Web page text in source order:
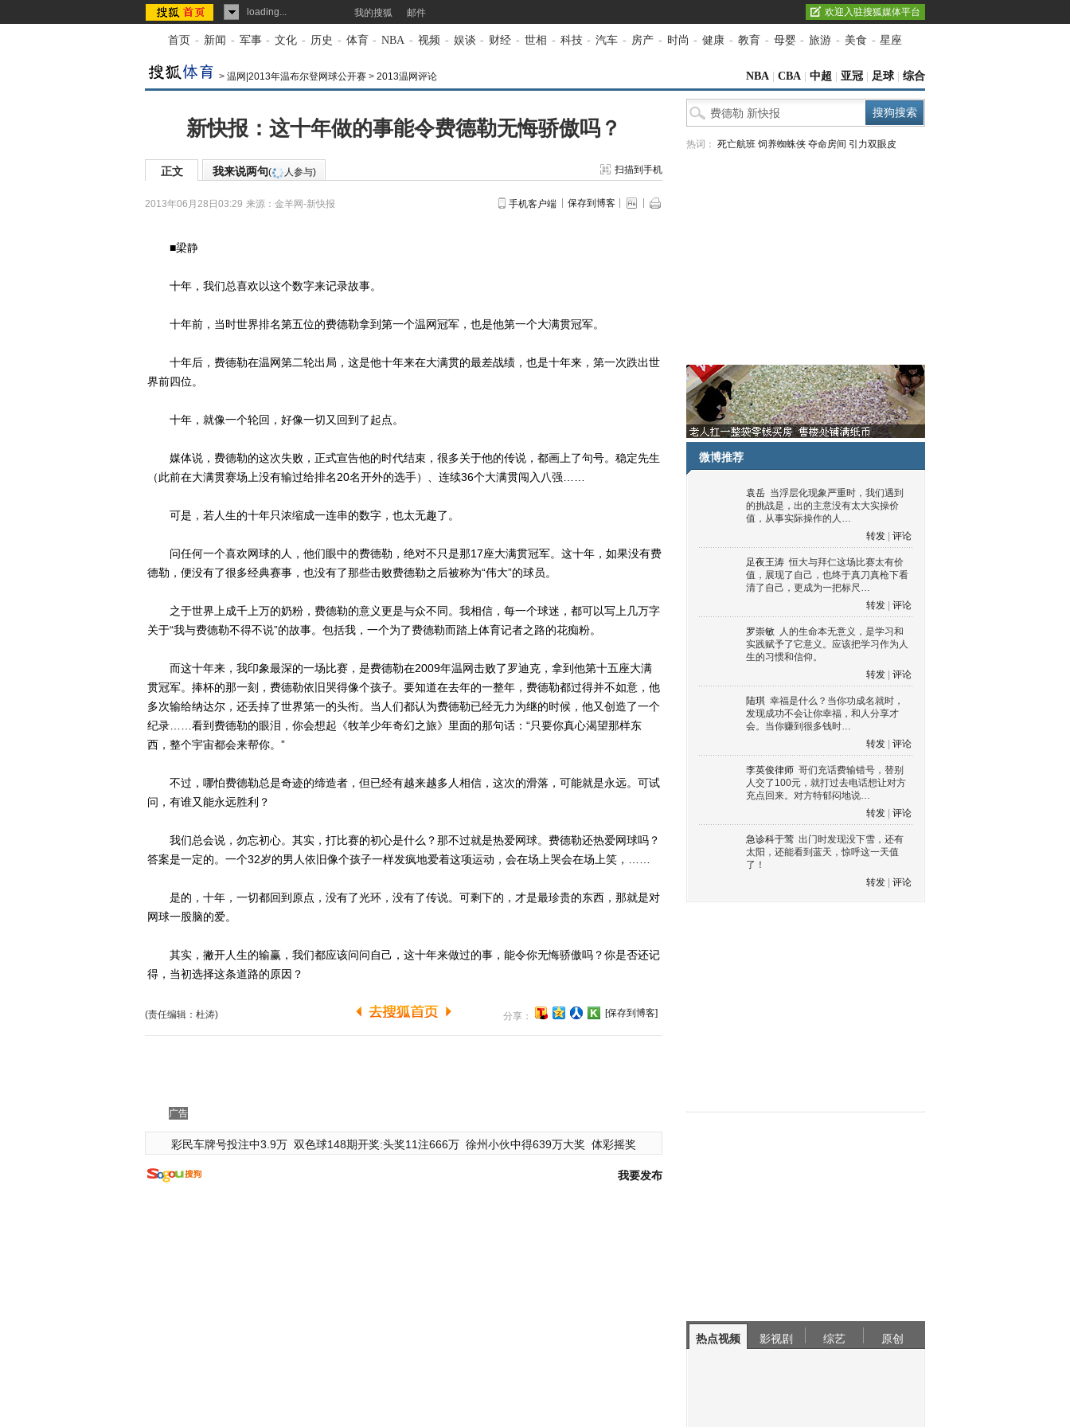
loading... 我的搜狐 邮件 欢迎入驻搜狐媒体平台
首页 - 新闻 - 军事 - 文化 - 历史 - 体育 - NBA - 视频 - 娱谈 - 财经 - 世相 - 科技 - 汽车 - 房产 - 时尚 - 健康 - 教育 - 母婴 - 旅游 - 美食 - 星座
> 温网|2013年温布尔登网球公开赛 > 2013温网评论 NBA CBA 中超 亚冠 足球 综合
新快报：这十年做的事能令费德勒无悔骄傲吗？
正文 我来说两句( 人参与) 扫描到手机
2013年06月28日03:29 来源： 金羊网-新快报 手机客户端 保存到博客
■梁静
十年，我们总喜欢以这个数字来记录故事。
十年前，当时世界排名第五位的费德勒拿到第一个温网冠军，也是他第一个大满贯冠军。
十年后，费德勒在温网第二轮出局，这是他十年来在大满贯的最差战绩，也是十年来，第一次跌出世
界前四位。
十年，就像一个轮回，好像一切又回到了起点。
媒体说，费德勒的这次失败，正式宣告他的时代结束，很多关于他的传说，都画上了句号。稳定先生
（此前在大满贯赛场上没有输过给排名20名开外的选手）、连续36个大满贯闯入八强……
可是，若人生的十年只浓缩成一连串的数字，也太无趣了。
问任何一个喜欢网球的人，他们眼中的费德勒，绝对不只是那17座大满贯冠军。这十年，如果没有费
德勒，便没有了很多经典赛事，也没有了那些击败费德勒之后被称为“伟大”的球员。
之于世界上成千上万的奶粉，费德勒的意义更是与众不同。我相信，每一个球迷，都可以写上几万字
关于“我与费德勒不得不说”的故事。包括我，一个为了费德勒而踏上体育记者之路的花痴粉。
而这十年来，我印象最深的一场比赛，是费德勒在2009年温网击败了罗迪克，拿到他第十五座大满
贯冠军。捧杯的那一刻，费德勒依旧哭得像个孩子。要知道在去年的一整年，费德勒都过得并不如意，他
多次输给纳达尔，还丢掉了世界第一的头衔。当人们都认为费德勒已经无力为继的时候，他又创造了一个
纪录……看到费德勒的眼泪，你会想起《牧羊少年奇幻之旅》里面的那句话：“只要你真心渴望那样东
西，整个宇宙都会来帮你。”
不过，哪怕费德勒总是奇迹的缔造者，但已经有越来越多人相信，这次的滑落，可能就是永远。可试
问，有谁又能永远胜利？
我们总会说，勿忘初心。其实，打比赛的初心是什么？那不过就是热爱网球。费德勒还热爱网球吗？
答案是一定的。一个32岁的男人依旧像个孩子一样发疯地爱着这项运动，会在场上哭会在场上笑，……
是的，十年，一切都回到原点，没有了光环，没有了传说。可剩下的，才是最珍贵的东西，那就是对
网球一股脑的爱。
其实，撇开人生的输赢，我们都应该问问自己，这十年来做过的事，能令你无悔骄傲吗？你是否还记
得，当初选择这条道路的原因？
(责任编辑：杜涛) 分享： [保存到博客]
广告
彩民车牌号投注中3.9万 双色球148期开奖:头奖11注666万 徐州小伙中得639万大奖 体彩摇奖
我要发布
热词： 死亡航班 饲养蜘蛛侠 夺命房间 引力双眼皮
微博推荐
袁岳 当浮层化现象严重时，我们遇到
的挑战是，出的主意没有太大实操价
值，从事实际操作的人…
转发
评论
足夜王涛 恒大与拜仁这场比赛太有价
值，展现了自己，也终于真刀真枪下看
清了自己，更成为一把标尺…
转发
评论
罗崇敏 人的生命本无意义，是学习和
实践赋予了它意义。应该把学习作为人
生的习惯和信仰。
转发
评论
陆琪 幸福是什么？当你功成名就时，
发现成功不会让你幸福，和人分享才
会。当你赚到很多钱时…
转发
评论
李英俊律师 哥们充话费输错号，替别
人交了100元，就打过去电话想让对方
充点回来。对方特郁闷地说…
转发
评论
急诊科于莺 出门时发现没下雪，还有
太阳，还能看到蓝天，惊呼这一天值
了！
转发
评论
热点视频 影视剧 综艺 原创